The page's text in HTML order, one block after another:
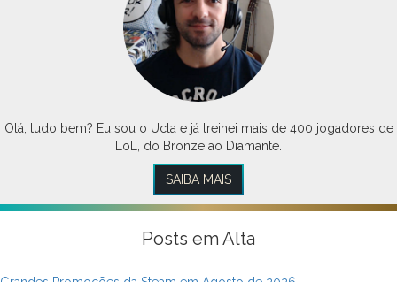
Olá, tudo bem? Eu sou o Ucla e já treinei mais de 400 jogadores de
LoL, do Bronze ao Diamante.
SAIBA MAIS
Posts em Alta